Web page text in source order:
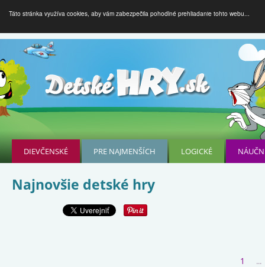
Táto stránka využíva cookies, aby vám zabezpečila pohodlné prehliadanie tohto webu...
DIEVČENSKÉ PRE NAJMENŠÍCH LOGICKÉ
Najnovšie detské hry
1 ...